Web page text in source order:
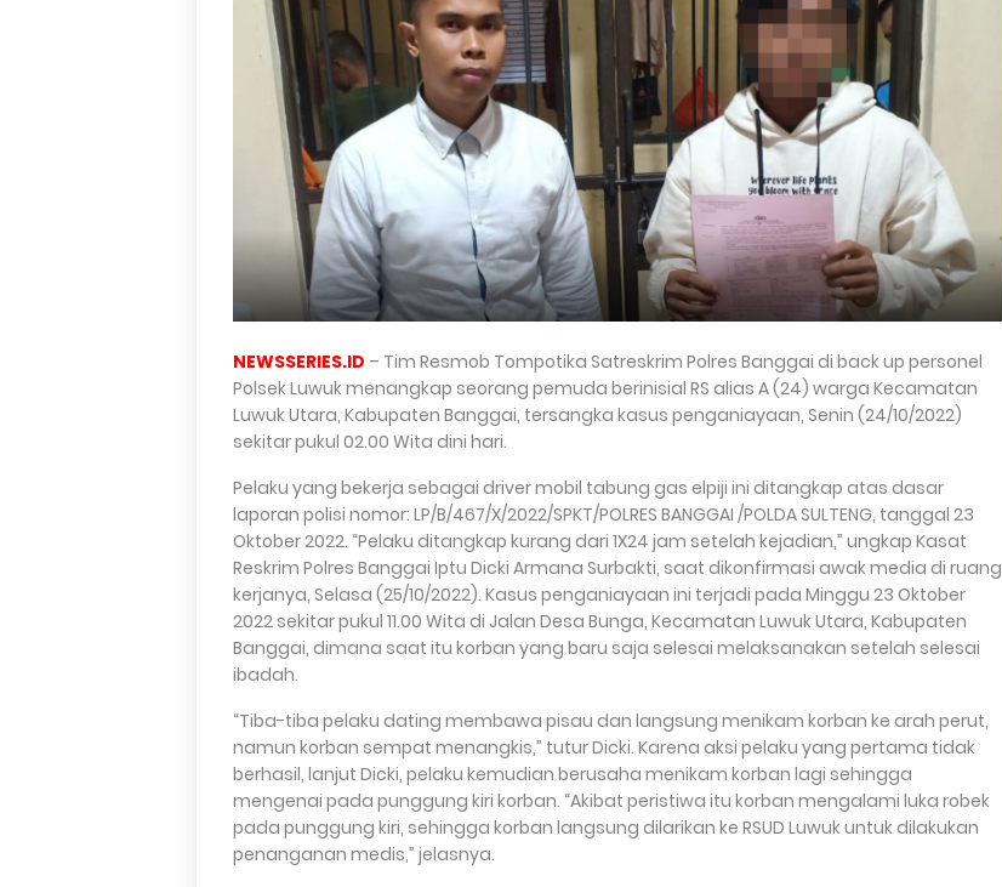
NEWSSERIES.ID – Tim Resmob Tompotika Satreskrim Polres Banggai di back up personel
Polsek Luwuk menangkap seorang pemuda berinisial RS alias A (24) warga Kecamatan
Luwuk Utara, Kabupaten Banggai, tersangka kasus penganiayaan, Senin (24/10/2022)
sekitar pukul 02.00 Wita dini hari.
Pelaku yang bekerja sebagai driver mobil tabung gas elpiji ini ditangkap atas dasar
laporan polisi nomor: LP/B/467/X/2022/SPKT/POLRES BANGGAI /POLDA SULTENG, tanggal 23
Oktober 2022. “Pelaku ditangkap kurang dari 1X24 jam setelah kejadian,” ungkap Kasat
Reskrim Polres Banggai Iptu Dicki Armana Surbakti, saat dikonfirmasi awak media di ruang
kerjanya, Selasa (25/10/2022). Kasus penganiayaan ini terjadi pada Minggu 23 Oktober
2022 sekitar pukul 11.00 Wita di Jalan Desa Bunga, Kecamatan Luwuk Utara, Kabupaten
Banggai, dimana saat itu korban yang baru saja selesai melaksanakan setelah selesai
ibadah.
“Tiba-tiba pelaku dating membawa pisau dan langsung menikam korban ke arah perut,
namun korban sempat menangkis,” tutur Dicki. Karena aksi pelaku yang pertama tidak
berhasil, lanjut Dicki, pelaku kemudian berusaha menikam korban lagi sehingga
mengenai pada punggung kiri korban. “Akibat peristiwa itu korban mengalami luka robek
pada punggung kiri, sehingga korban langsung dilarikan ke RSUD Luwuk untuk dilakukan
penanganan medis,” jelasnya.